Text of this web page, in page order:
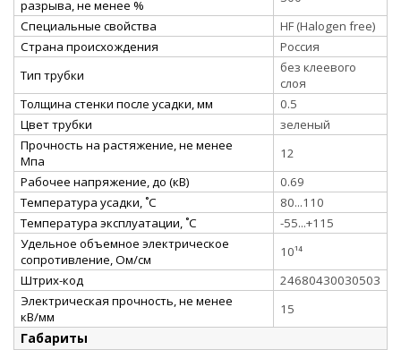
разрыва, не менее %
Специальные свойства
HF (Halogen free)
Страна происхождения
Россия
Тип трубки
без клеевого
слоя
Толщина стенки после усадки, мм
0.5
Цвет трубки
зеленый
Прочность на растяжение, не менее
Мпа
12
Рабочее напряжение, до (кВ)
0.69
Температура усадки, ˚С
80...110
Температура эксплуатации, ˚С
-55...+115
Удельное объемное электрическое
сопротивление, Ом/см
10¹⁴
Штрих-код
24680430030503
Электрическая прочность, не менее
кВ/мм
15
Габариты